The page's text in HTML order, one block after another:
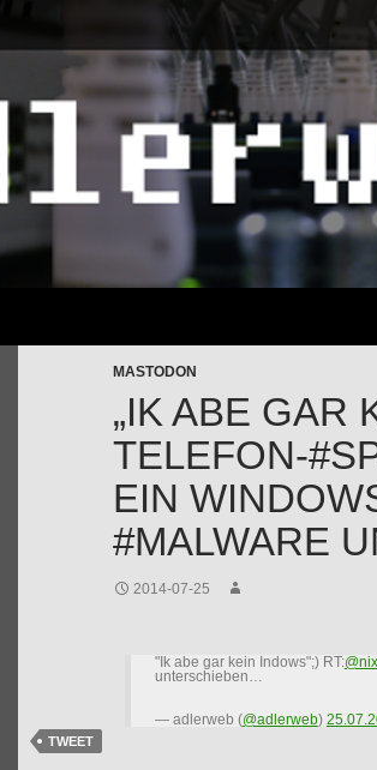
MASTODON
„IK ABE GAR
TELEFON-
EIN
#MALWARE
2014-07-25
"Ik abe gar kein Indows";) RT:
unterschieben…
— adlerweb (@adlerweb)
TWEET